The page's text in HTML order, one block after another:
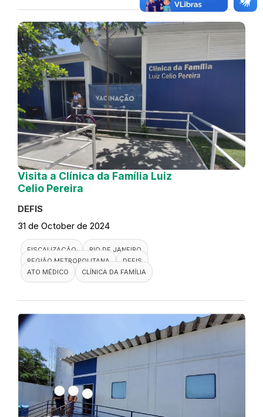
Visita a Clínica da Família Luiz
Celio Pereira
DEFIS
31 de October de 2024
FISCALIZAÇÃO
RIO DE JANEIRO
REGIÃO METROPOLITANA
DEFIS
ATO MÉDICO
CLÍNICA DA FAMÍLIA